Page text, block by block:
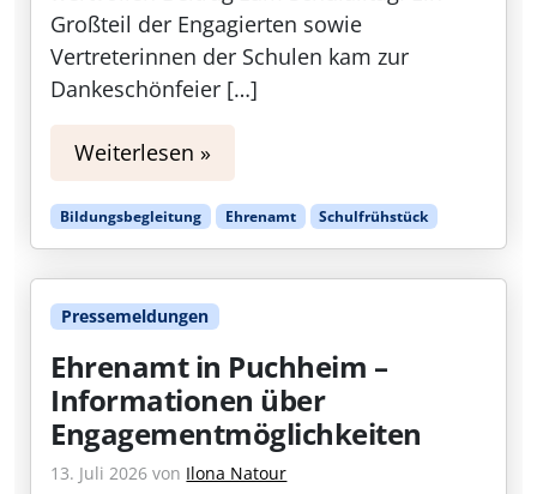
Großteil der Engagierten sowie
Vertreterinnen der Schulen kam zur
Dankeschönfeier […]
Weiterlesen »
Bildungsbegleitung Ehrenamt Schulfrühstück
Pressemeldungen
Ehrenamt in Puchheim –
Informationen über
Engagementmöglichkeiten
13. Juli 2026 von Ilona Natour